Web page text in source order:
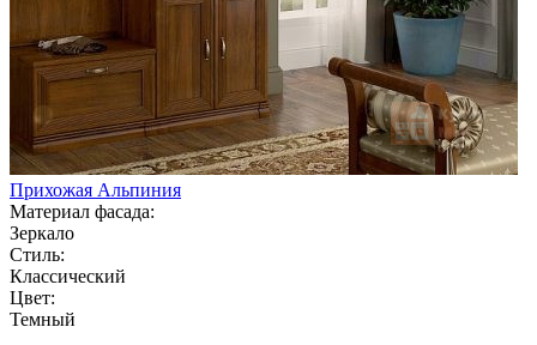
Прихожая Альпиния
Материал фасада:
Зеркало
Стиль:
Классический
Цвет:
Темный